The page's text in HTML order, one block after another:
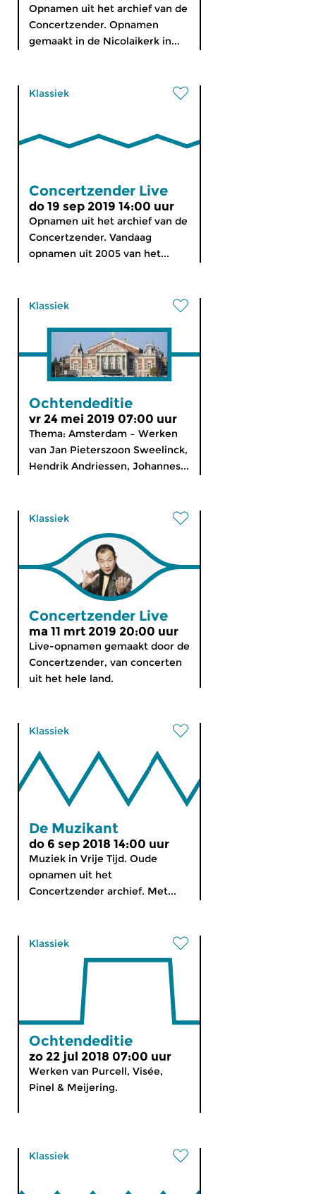
Opnamen uit het archief van de
Concertzender. Opnamen
gemaakt in de Nicolaikerk in...
Klassiek
Concertzender Live
do 19 sep 2019 14:00 uur
Opnamen uit het archief van de
Concertzender. Vandaag
opnamen uit 2005 van het...
Klassiek
Ochtendeditie
vr 24 mei 2019 07:00 uur
Thema: Amsterdam – Werken
van Jan Pieterszoon Sweelinck,
Hendrik Andriessen, Johannes...
Klassiek
Concertzender Live
ma 11 mrt 2019 20:00 uur
Live-opnamen gemaakt door de
Concertzender, van concerten
uit het hele land.
Klassiek
De Muzikant
do 6 sep 2018 14:00 uur
Muziek in Vrije Tijd. Oude
opnamen uit het
Concertzender archief. Met...
Klassiek
Ochtendeditie
zo 22 jul 2018 07:00 uur
Werken van Purcell, Visée,
Pinel & Meijering.
Klassiek